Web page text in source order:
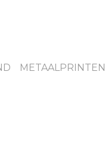
METAALPRINTEN